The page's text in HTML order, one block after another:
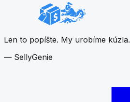
Len to popíšte. My urobíme kúzla.
— SellyGenie